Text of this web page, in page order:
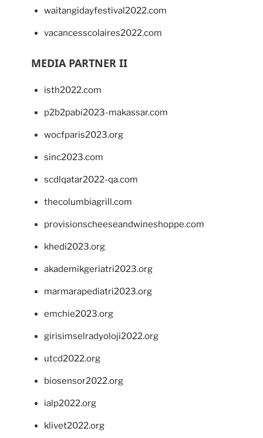
waitangidayfestival2022.com
vacancesscolaires2022.com
MEDIA PARTNER II
isth2022.com
p2b2pabi2023-makassar.com
wocfparis2023.org
sinc2023.com
scdlqatar2022-qa.com
thecolumbiagrill.com
provisionscheeseandwineshoppe.com
khedi2023.org
akademikgeriatri2023.org
marmarapediatri2023.org
emchie2023.org
girisimselradyoloji2022.org
utcd2022.org
biosensor2022.org
ialp2022.org
klivet2022.org